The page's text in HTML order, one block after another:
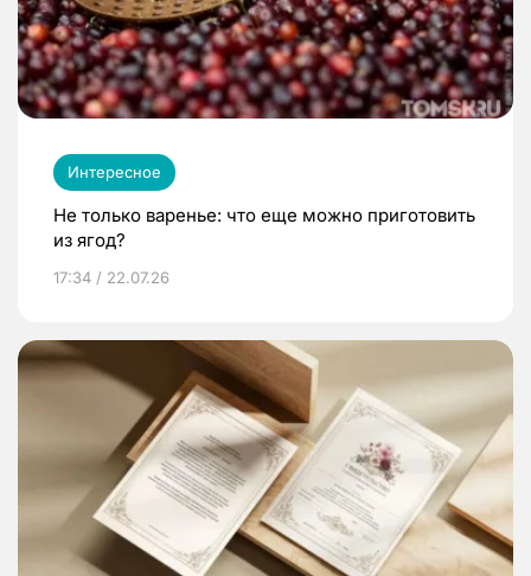
Интересное
Не только варенье: что еще можно приготовить
из ягод?
17:34 / 22.07.26